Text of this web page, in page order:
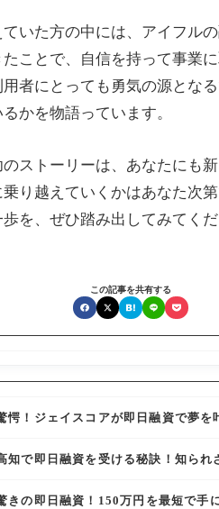
いた方の中には、アイフル
ことで、自信を持って事業
者にとっても勇気の源とな
かを物語っています。
ストーリーは、あなたにも
り越えていくかはあなた次
を、ぜひ踏み出してみてく
この記事を共有する
愕！ジェイスコアが即日融資で夢を
知で即日融資を受ける秘訣！知られ
きの即日融資！150万円を最短で手